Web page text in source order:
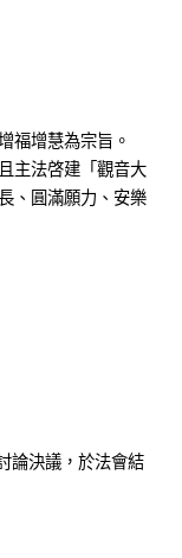
福增慧為宗旨。
主法啓建「觀音大
、圓滿願力、安樂
論決議，於法會結